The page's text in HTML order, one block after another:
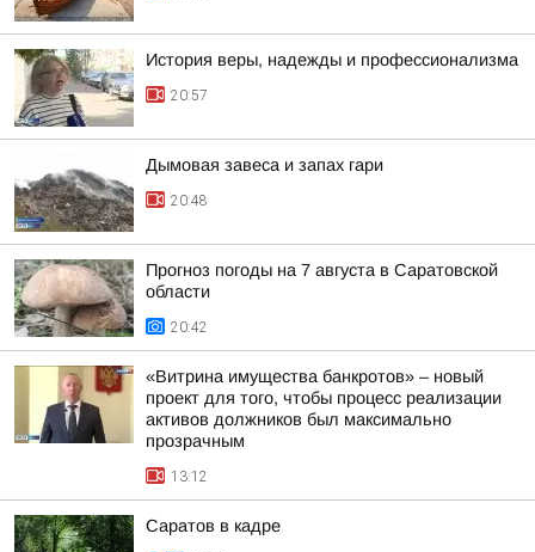
История веры, надежды и профессионализма
20:57
Дымовая завеса и запах гари
20:48
Прогноз погоды на 7 августа в Саратовской
области
20:42
«Витрина имущества банкротов» – новый
проект для того, чтобы процесс реализации
активов должников был максимально
прозрачным
13:12
Саратов в кадре